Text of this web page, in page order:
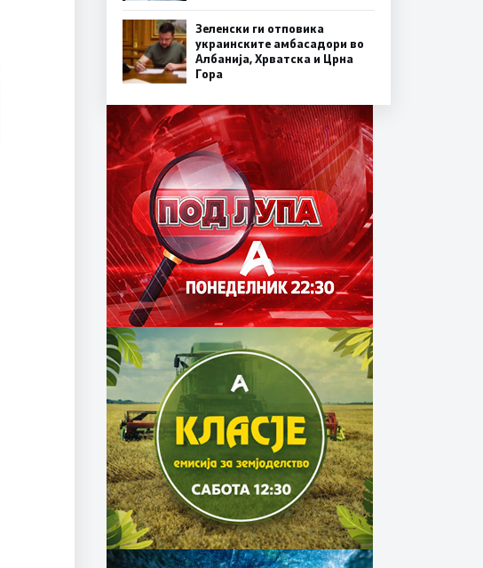
Зеленски ги отповика
украинските амбасадори во
Албанија, Хрватска и Црна
Гора